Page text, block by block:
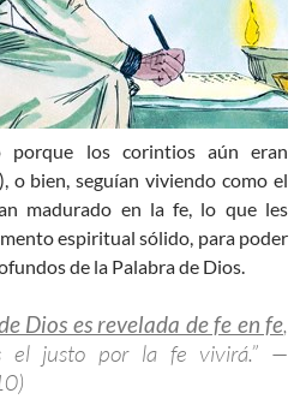
porque los corintios aún eran
o bien, seguían viviendo como el
madurado en la fe, lo que les
espiritual sólido, para poder
de la Palabra de Dios.
Dios es revelada de fe en fe,
el justo por la fe vivirá.” —